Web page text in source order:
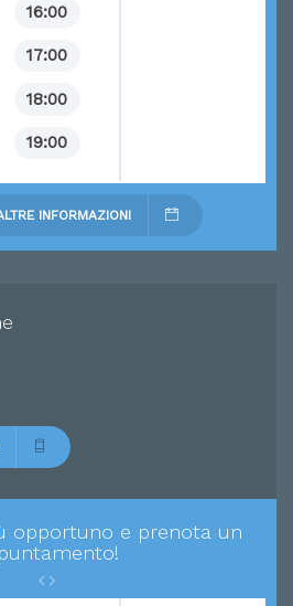
16:00
17:00
18:00
19:00
INFORMAZIONI
opportuno e prenota un